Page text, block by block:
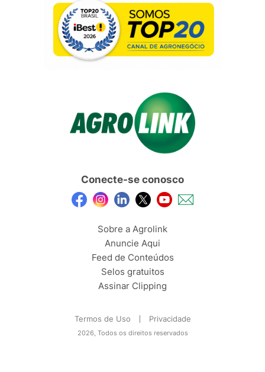
Conecte-se conosco
Sobre a Agrolink
Anuncie Aqui
Feed de Conteúdos
Selos gratuitos
Assinar Clipping
Termos de Uso Privacidade
2026, Todos os direitos reservados